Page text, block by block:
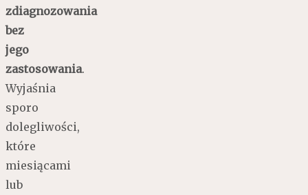
zdiagnozowania
bez
jego
zastosowania.
Wyjaśnia
sporo
dolegliwości,
które
miesiącami
lub